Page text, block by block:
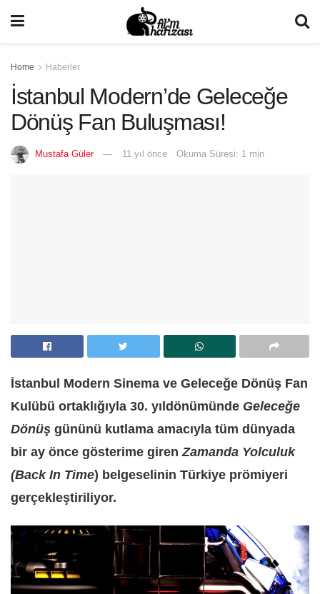
Home Haberler
İstanbul Modern’de Geleceğe
Dönüş Fan Buluşması!
Mustafa Güler 11 yıl önce Okuma Süresi: 1 min
İstanbul Modern Sinema ve Geleceğe Dönüş Fan
Kulübü ortaklığıyla 30. yıldönümünde Geleceğe
Dönüş gününü kutlama amacıyla tüm dünyada
bir ay önce gösterime girenZamanda Yolculuk
(Back In Time) belgeselinin Türkiye prömiyeri
gerçekleştiriliyor.